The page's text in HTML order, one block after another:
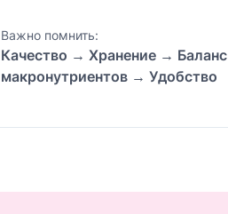
Важно помнить:
Качество → Хранение → Баланс
макронутриентов → Удобство